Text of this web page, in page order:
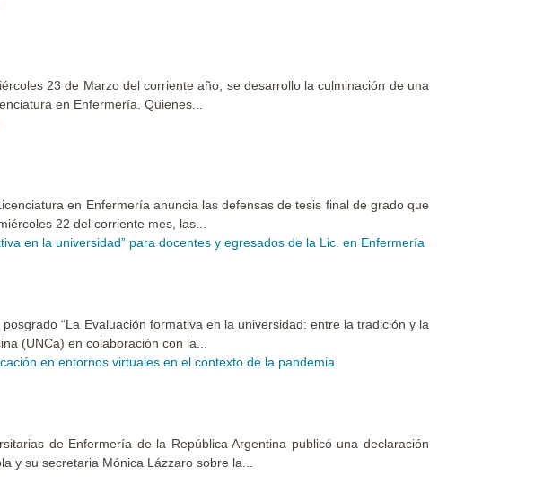
23 de Marzo del corriente año, se desarrollo la culminación de una
en Enfermería. Quienes...
en Enfermería anuncia las defensas de tesis final de grado que
22 del corriente mes, las...
en la universidad” para docentes y egresados de la Lic. en Enfermería
“La Evaluación formativa en la universidad: entre la tradición y la
(UNCa) en colaboración con la...
en entornos virtuales en el contexto de la pandemia
de Enfermería de la República Argentina publicó una declaración
y su secretaria Mónica Lázzaro sobre la...